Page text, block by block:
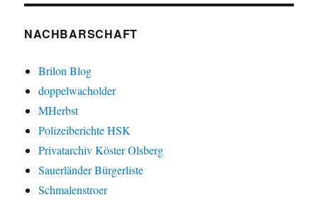
NACHBARSCHAFT
Brilon Blog
doppelwacholder
MHerbst
Polizeiberichte HSK
Privatarchiv Köster Olsberg
Sauerländer Bürgerliste
Schmalenstroer